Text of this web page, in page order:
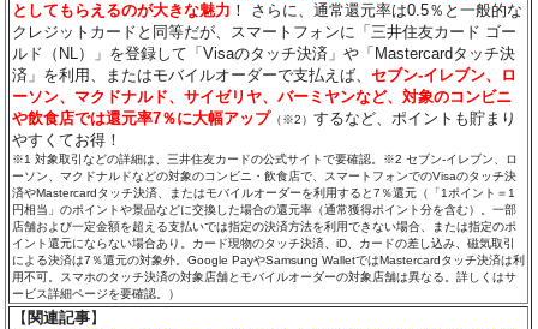
としてもらえるのが大きな魅力 ！ さらに、通常還元率は0.5％と一般的な
クレジットカードと同等だが、スマートフォンに「三井住友カード ゴー
ルド（NL）」を登録して「Visaのタッチ決済」や「Mastercardタッチ決
済」を利用、またはモバイルオーダーで支払えば、セブン‐イレブン、ロ
ーソン、マクドナルド、サイゼリヤ、バーミヤンなど、対象のコンビニ
や飲食店では還元率7％に大幅アップ （※2）するなど、ポイントも貯まり
やすくてお得！
※1 対象取引などの詳細は、三井住友カードの公式サイトで要確認。※2 セブン‐イレブン、ロ
ーソン、マクドナルドなどの対象のコンビニ・飲食店で、スマートフォンでのVisaのタッチ決
済やMastercardタッチ決済、またはモバイルオーダーを利用すると7％還元（「1ポイント＝1
円相当」のポイントや景品などに交換した場合の還元率（通常獲得ポイント分を含む）。一部
店舗および一定金額を超える支払いでは指定の決済方法を利用できない場合、または指定のポ
イント還元にならない場合あり。カード現物のタッチ決済、iD、カードの差し込み、磁気取引
による決済は7％還元の対象外。Google PayやSamsung WalletではMastercardタッチ決済は利
用不可。スマホのタッチ決済の対象店舗とモバイルオーダーの対象店舗は異なる。詳しくはサ
ービス詳細ページを要確認。）
【 関連記事】